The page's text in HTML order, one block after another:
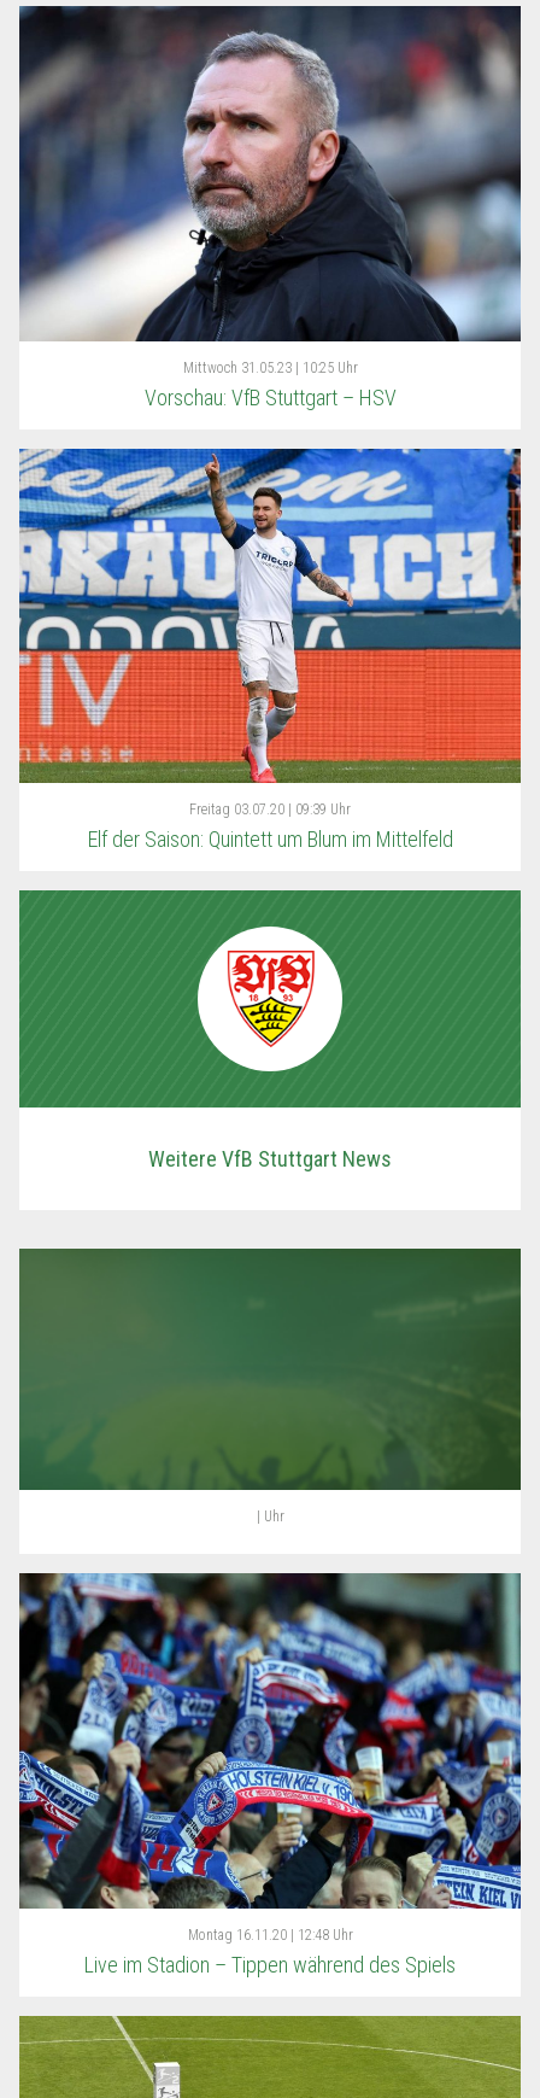
Mittwoch 31.05.23 | 10:25 Uhr
Vorschau: VfB Stuttgart – HSV
Freitag 03.07.20 | 09:39 Uhr
Elf der Saison: Quintett um Blum im Mittelfeld
Weitere VfB Stuttgart News
| Uhr
Montag 16.11.20 | 12:48 Uhr
Live im Stadion – Tippen während des Spiels